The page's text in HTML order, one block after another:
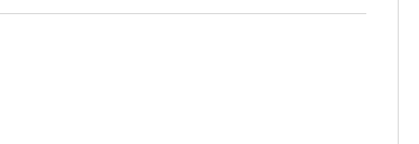
5
'덜 똘똘한 한 채' 시대 오나…20억대 아파트